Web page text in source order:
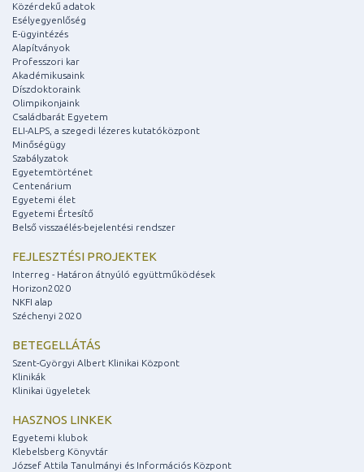
Közérdekű adatok
Esélyegyenlőség
E-ügyintézés
Alapítványok
Professzori kar
Akadémikusaink
Díszdoktoraink
Olimpikonjaink
Családbarát Egyetem
ELI-ALPS, a szegedi lézeres kutatóközpont
Minőségügy
Szabályzatok
Egyetemtörténet
Centenárium
Egyetemi élet
Egyetemi Értesítő
Belső visszaélés-bejelentési rendszer
FEJLESZTÉSI PROJEKTEK
Interreg - Határon átnyúló együttműködések
Horizon2020
NKFI alap
Széchenyi 2020
BETEGELLÁTÁS
Szent-Györgyi Albert Klinikai Központ
Klinikák
Klinikai ügyeletek
HASZNOS LINKEK
Egyetemi klubok
Klebelsberg Könyvtár
József Attila Tanulmányi és Információs Központ